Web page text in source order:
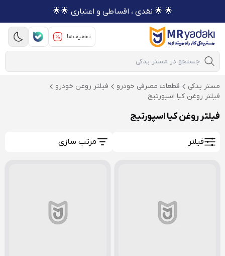
🌟 🌟 نقدی ، اقساطی و اعتباری 🌟🌟
تخفیف‌ها
Mobile Search
مستر یدکی قطعات مصرفی خودرو
فیلتر روغن خودرو
فیلتر روغن کیا اسپورتیج
فیلتر روغن کیا اسپورتیج
فیلتر مرتب سازی